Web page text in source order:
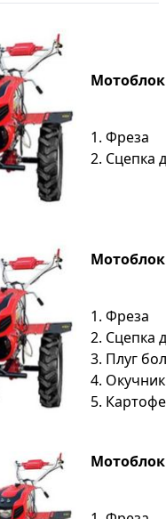
Мотоблок
1. Фреза
2. Сцепка
Мотоблок
1. Фреза
2. Сцепка
3. Плуг
4. Окучник
5.
Мотоблок